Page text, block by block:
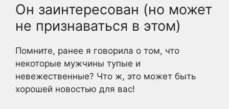
Он заинтересован (но может
не признаваться в этом)
Помните, ранее я говорила о том, что
некоторые мужчины тупые и
невежественные? Что ж, это может быть
хорошей новостью для вас!